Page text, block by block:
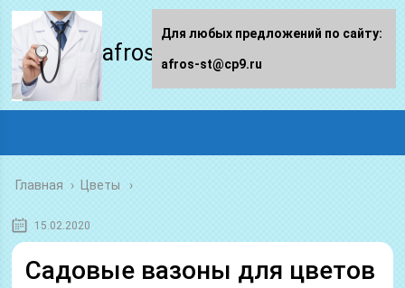
afros-st.ru
Главная › Цветы
15.02.2020
Садовые вазоны для цветов
Для любых предложений по сайту:
afros-st@cp9.ru